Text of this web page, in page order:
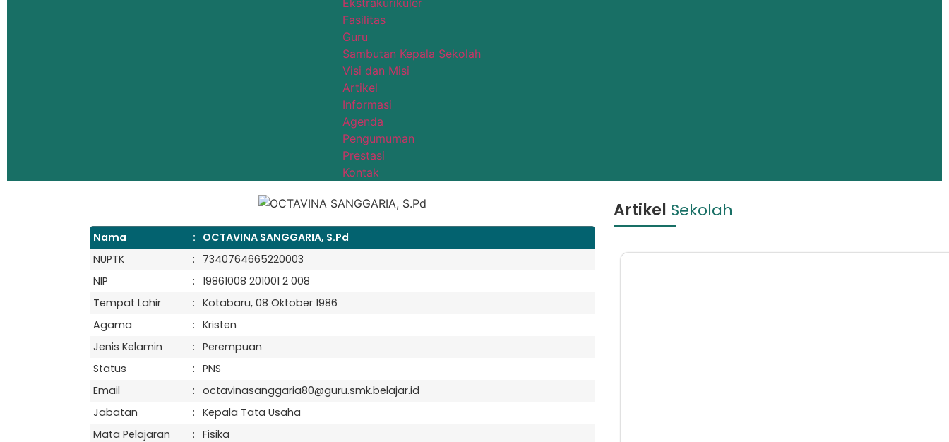
Ekstrakurikuler
Fasilitas
Guru
Sambutan Kepala Sekolah
Visi dan Misi
Artikel
Informasi
Agenda
Pengumuman
Prestasi
Kontak
Nama : OCTAVINA SANGGARIA, S.Pd
NUPTK
:
7340764665220003
NIP
: 19861008 201001 2 008
Tempat Lahir
: Kotabaru, 08 Oktober 1986
Agama
: Kristen
Jenis Kelamin
: Perempuan
Status
: PNS
Email
: octavinasanggaria80@guru.smk.belajar.id
Jabatan
: Kepala Tata Usaha
Mata Pelajaran
: Fisika
Artikel Sekolah